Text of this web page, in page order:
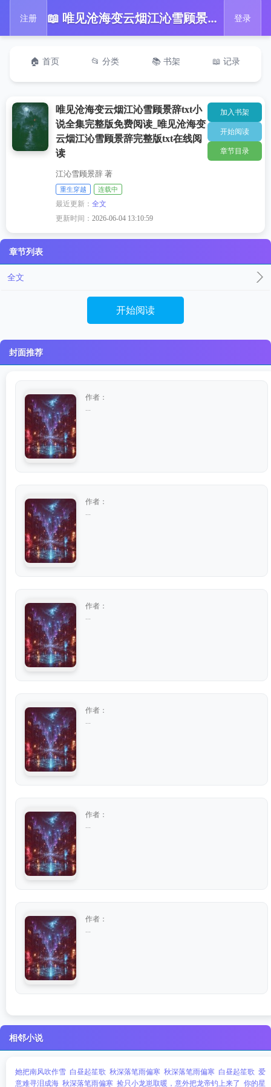
注册 📖 唯见沧海变云烟江沁雪顾景辞txt小说全集完整版免费阅读_唯见沧海变云烟江沁雪顾景辞完整版txt在线阅读 登录
🏠 首页 📂 分类 📚 书架 📖 记录
唯见沧海变云烟江沁雪顾景辞txt小
说全集完整版免费阅读_唯见沧海变
云烟江沁雪顾景辞完整版txt在线阅
读
江沁雪顾景辞 著
重生穿越 连载中
最近更新：全文
更新时间：2026-06-04 13:10:59
加入书架
开始阅读
章节目录
章节列表
全文
开始阅读
封面推荐
作者：
作者：
作者：
作者：
作者：
作者：
相邻小说
她把南风吹作雪 白昼起笙歌 秋深落笔雨偏寒 秋深落笔雨偏寒 白昼起笙歌 爱
意难寻泪成海 秋深落笔雨偏寒 捡只小龙崽取暖，意外把龙帝钓上来了 你的星